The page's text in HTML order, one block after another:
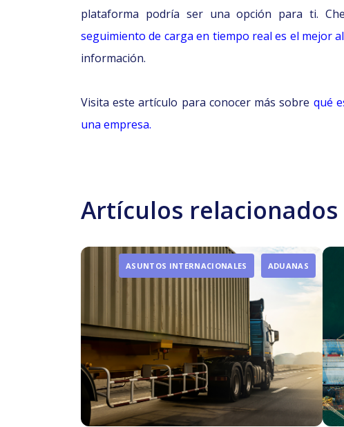
plataforma podría ser una opción para ti.
seguimiento de carga en tiempo real es el mejor
información.
Visita este artículo para conocer más sobre qué
una empresa.
Artículos relacionados
ASUNTOS INTERNACIONALES ADUANAS